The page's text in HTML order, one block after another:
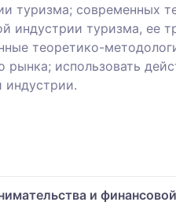
туризма; современных
индустрии туризма, ее
теоретико-
рынка; использовать
индустрии.
и